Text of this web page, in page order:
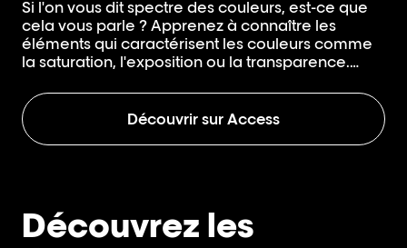
Si l'on vous dit spectre des couleurs, est-ce que
cela vous parle ? Apprenez à connaître les
éléments qui caractérisent les couleurs comme
la saturation, l'exposition ou la transparence.
cheveux et les types de pigments que l'on trouve
dans les cheveux.Découvrir sur Access
Découvrez les